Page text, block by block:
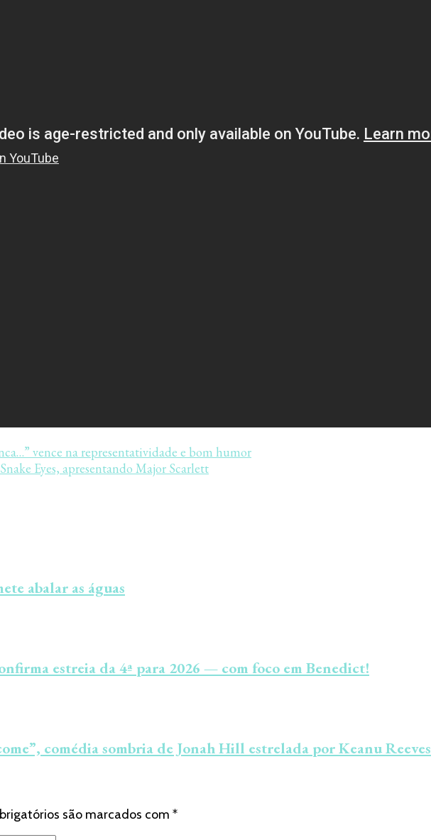
vence na representatividade e bom humor
Eyes, apresentando Major Scarlett
abalar as águas
estreia da 4ª para 2026 — com foco em Benedict!
comédia sombria de Jonah Hill estrelada por Keanu Reeves
são marcados com *